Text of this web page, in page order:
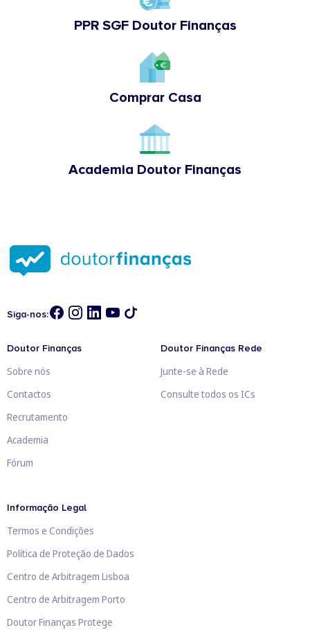
PPR SGF Doutor Finanças
Comprar Casa
Academia Doutor Finanças
Siga-nos:
Doutor Finanças
Sobre nós
Contactos
Recrutamento
Academia
Fórum
Doutor Finanças Rede
Junte-se à Rede
Consulte todos os ICs
Informação Legal
Termos e Condições
Política de Proteção de Dados
Centro de Arbitragem Lisboa
Centro de Arbitragem Porto
Doutor Finanças Protege